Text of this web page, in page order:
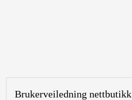
Brukerveiledning nettbutikk